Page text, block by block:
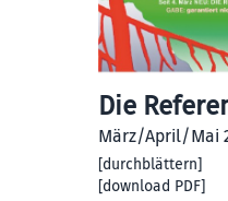
Die
März/April/Mai
[durchblättern]
[download PDF]